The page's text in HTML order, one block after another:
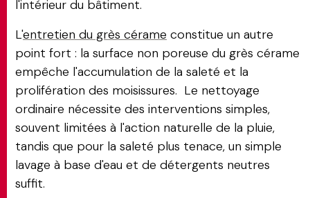
l'intérieur du bâtiment.
L'entretien du grès cérame constitue un autre
point fort : la surface non poreuse du grès cérame
empêche l'accumulation de la saleté et la
prolifération des moisissures. Le nettoyage
ordinaire nécessite des interventions simples,
souvent limitées à l'action naturelle de la pluie,
tandis que pour la saleté plus tenace, un simple
lavage à base d'eau et de détergents neutres
suffit.